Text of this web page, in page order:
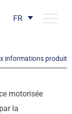
FR
informations produit
motorisée
la